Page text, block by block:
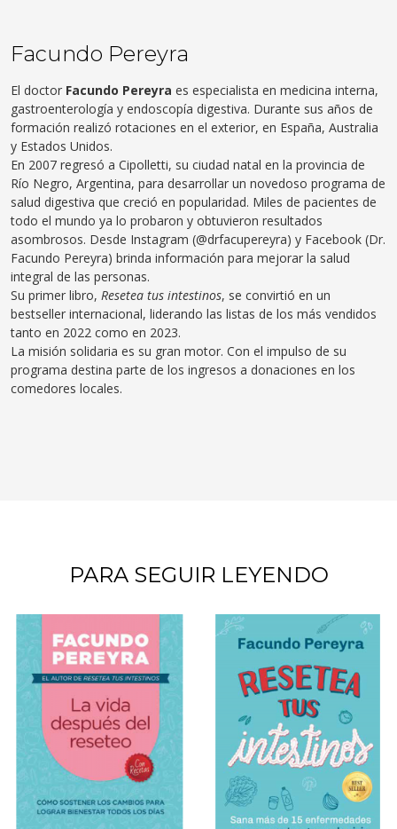
Facundo Pereyra
El doctor Facundo Pereyra es especialista en medicina interna,
gastroenterología y endoscopía digestiva. Durante sus años de
formación realizó rotaciones en el exterior, en España, Australia
y Estados Unidos.
En 2007 regresó a Cipolletti, su ciudad natal en la provincia de
Río Negro, Argentina, para desarrollar un novedoso programa de
salud digestiva que creció en popularidad. Miles de pacientes de
todo el mundo ya lo probaron y obtuvieron resultados
asombrosos. Desde Instagram (@drfacupereyra) y Facebook (Dr.
Facundo Pereyra) brinda información para mejorar la salud
integral de las personas.
Su primer libro, Resetea tus intestinos, se convirtió en un
bestseller internacional, liderando las listas de los más vendidos
tanto en 2022 como en 2023.
La misión solidaria es su gran motor. Con el impulso de su
programa destina parte de los ingresos a donaciones en los
comedores locales.
PARA SEGUIR LEYENDO